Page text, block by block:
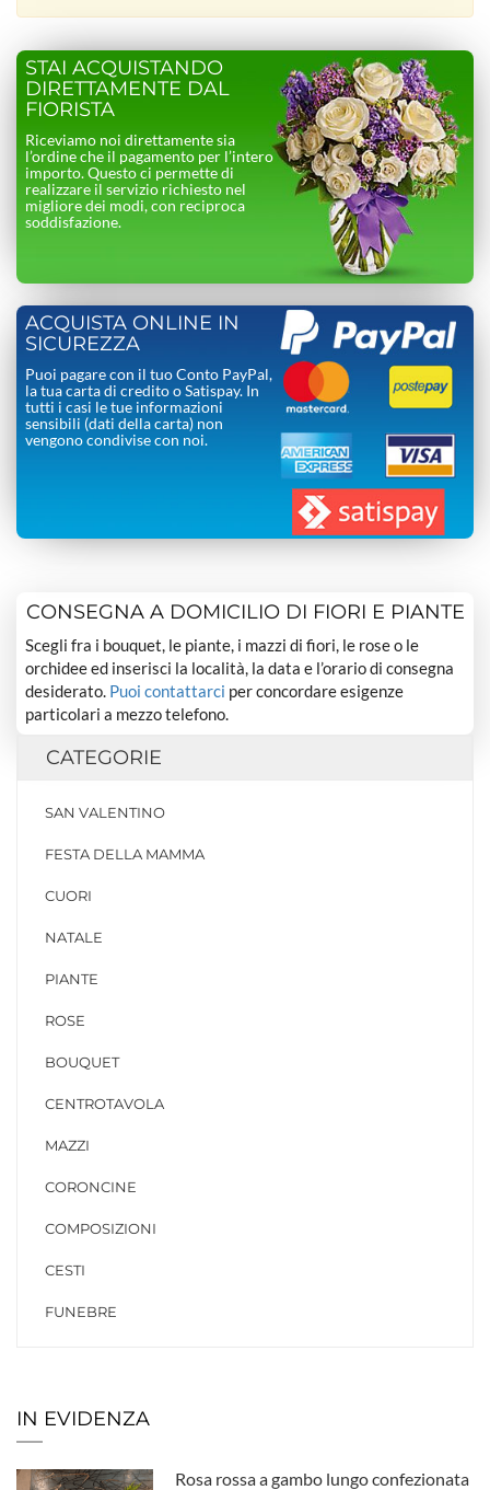
STAI ACQUISTANDO
DIRETTAMENTE DAL
FIORISTA
Riceviamo noi direttamente sia
l’ordine che il pagamento per l’intero
importo. Questo ci permette di
realizzare il servizio richiesto nel
migliore dei modi, con reciproca
soddisfazione.
ACQUISTA ONLINE IN
SICUREZZA
Puoi pagare con il tuo Conto PayPal,
la tua carta di credito o Satispay. In
tutti i casi le tue informazioni
sensibili (dati della carta) non
vengono condivise con noi.
CONSEGNA A DOMICILIO DI FIORI E PIANTE
Scegli fra i bouquet, le piante, i mazzi di fiori, le rose o le
orchidee ed inserisci la località, la data e l’orario di consegna
desiderato. Puoi contattarci per concordare esigenze
particolari a mezzo telefono.
CATEGORIE
SAN VALENTINO
FESTA DELLA MAMMA
CUORI
NATALE
PIANTE
ROSE
BOUQUET
CENTROTAVOLA
MAZZI
CORONCINE
COMPOSIZIONI
CESTI
FUNEBRE
IN EVIDENZA
Rosa rossa a gambo lungo confezionata